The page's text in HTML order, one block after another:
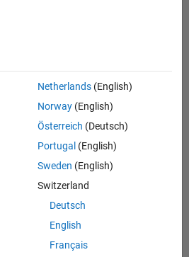
Netherlands(English)
Norway(English)
Österreich (Deutsch)
Portugal (English)
Sweden (English)
Switzerland
Deutsch
English
Français